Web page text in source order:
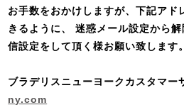
お手数をおかけしますが、下記アド
きるように、 迷惑メール設定から
信設定をして頂く様お願い致します。
ブラデリスニューヨークカスタマー
ny.com